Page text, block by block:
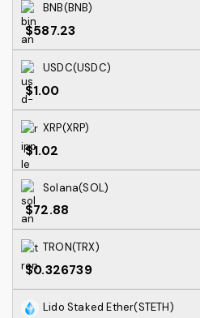
BNB(BNB)
$587.23
USDC(USDC)
$1.00
XRP(XRP)
$1.02
Solana(SOL)
$72.88
TRON(TRX)
$0.326739
Lido Staked Ether(STETH)